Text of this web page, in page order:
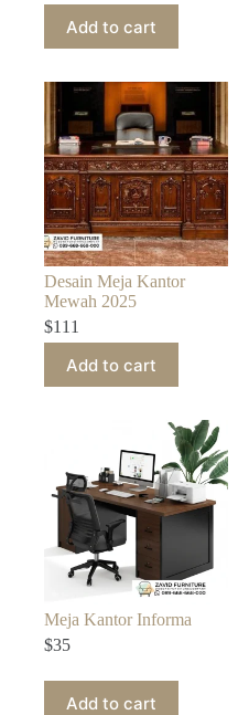
Add to cart
Desain Meja Kantor
Mewah 2025
$111
Add to cart
Meja Kantor Informa
$35
Add to cart